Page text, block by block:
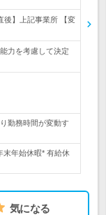
後】上記事業所 【変
力を考慮して決定
勤務時間が変動す
末年始休暇* 有給休
気になる